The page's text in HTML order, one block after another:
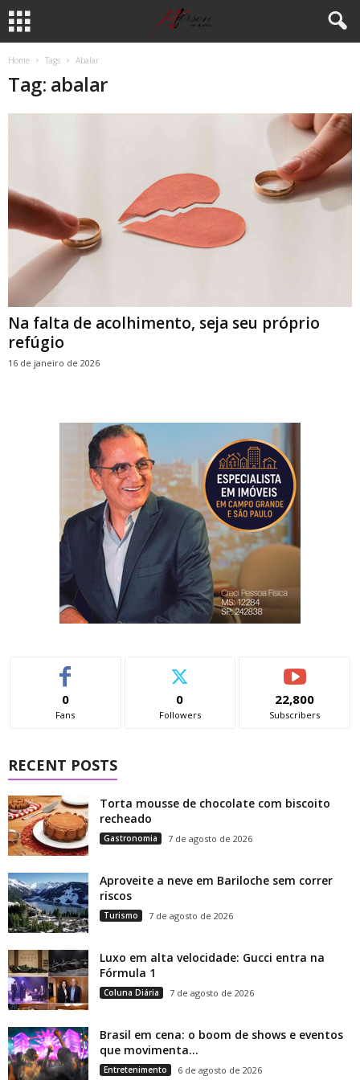
Home Tags Abalar
Tag: abalar
Na falta de acolhimento, seja seu próprio
refúgio
16 de janeiro de 2026
0
Fans
0
Followers
22,800
Subscribers
RECENT POSTS
Torta mousse de chocolate com biscoito
recheado
Gastronomia 7 de agosto de 2026
Aproveite a neve em Bariloche sem correr
riscos
Turismo 7 de agosto de 2026
Luxo em alta velocidade: Gucci entra na
Fórmula 1
Coluna Diária 7 de agosto de 2026
Brasil em cena: o boom de shows e eventos
que movimenta...
Entretenimento 6 de agosto de 2026